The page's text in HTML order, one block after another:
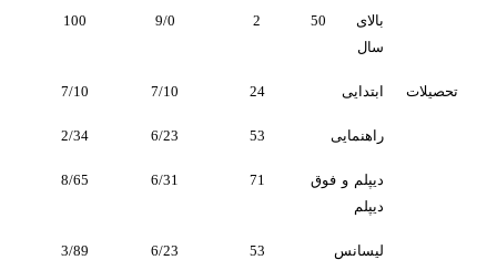
بالای 50
سال
2
9/0
100
تحصیلات ابتدایی 24
7/10
7/10
راهنمایی 53
6/23
2/34
دیپلم و فوق
دیپلم
71
6/31
8/65
لیسانس 53
6/23
3/89